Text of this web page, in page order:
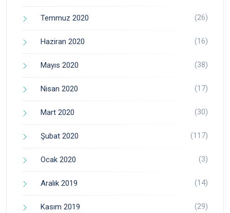
Temmuz 2020 (26)
Haziran 2020 (16)
Mayıs 2020 (38)
Nisan 2020 (17)
Mart 2020 (30)
Şubat 2020 (117)
Ocak 2020 (3)
Aralık 2019 (14)
Kasım 2019 (29)